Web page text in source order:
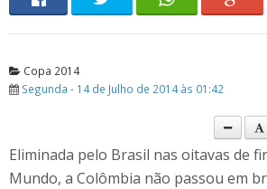
Copa 2014
Segunda - 14 de Julho de 2014 às 01:42
Eliminada pelo Brasil nas oitavas de
Mundo, a Colômbia não passou em